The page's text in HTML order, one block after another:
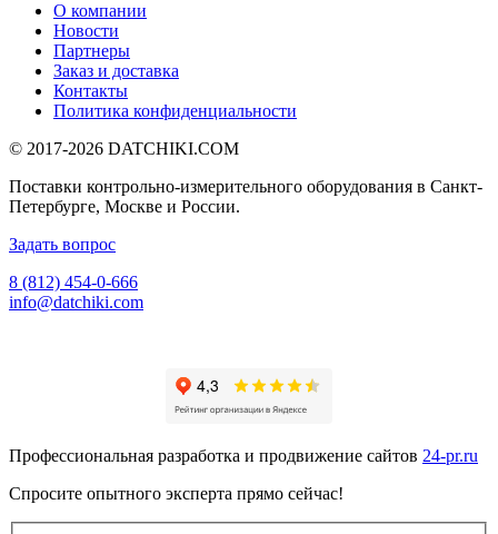
О компании
Новости
Партнеры
Заказ и доставка
Контакты
Политика конфиденциальности
© 2017-2026 DATCHIKI.COM
Поставки контрольно-измерительного оборудования в Санкт-
Петербурге, Москве и России.
Задать вопрос
8 (812) 454-0-666
info@datchiki.com
Профессиональная разработка и продвижение сайтов 24-pr.ru
Спросите опытного эксперта прямо сейчас!